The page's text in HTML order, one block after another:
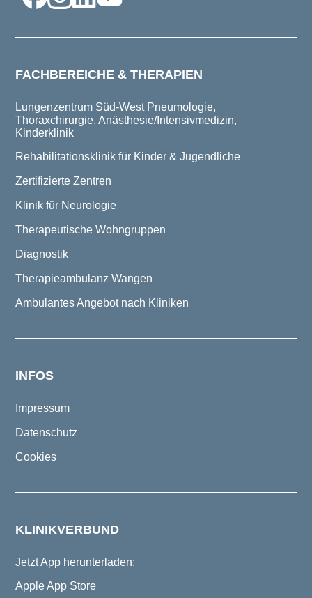
FACHBEREICHE & THERAPIEN
Lungenzentrum Süd-West Pneumologie,
Thoraxchirurgie, Anästhesie/Intensivmedizin,
Kinderklinik
Rehabilitationsklinik für Kinder & Jugendliche
Zertifizierte Zentren
Klinik für Neurologie
Therapeutische Wohngruppen
Diagnostik
Therapieambulanz Wangen
Ambulantes Angebot nach Kliniken
INFOS
Impressum
Datenschutz
Cookies
KLINIKVERBUND
Jetzt App herunterladen:
Apple App Store